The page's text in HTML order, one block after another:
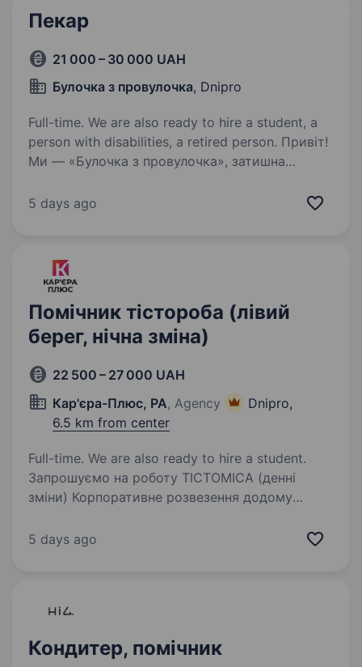
Пекар
21 000 – 30 000 UAH
Булочка з провулочка, Dnipro
Full-time. We are also ready to hire a student, a
person with disabilities, a retired person. Привіт!
Ми — «Булочка з провулочка», затишна
свіжою випічкою і теплом домашньої кухні.
5 days ago
Помічник тістороба (лівий
берег, нічна зміна)
22 500 – 27 000 UAH
Кар'єра-Плюс, РА, Agency
Dnipro,
6.5 km from center
Full-time. We are also ready to hire a student.
Запрошуємо на роботу ТІСТОМІСА (денні
зміни) Корпоративне розвезення додому
Обов’язки: Робота з промисловим тістомісом
5 days ago
Кондитер, помічник